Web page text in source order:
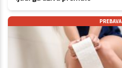
PREBAVA